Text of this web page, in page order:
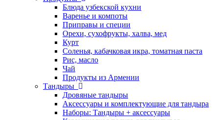
Блюда узбекской кухни
Варенье и компоты
Приправы и специи
Орехи, сухофрукты, халва, мед
Курт
Соленья, кабачковая икра, томатная паста
Рис, масло
Чай
Продукты из Армении
Тандыры
Дровяные тандыры
Аксессуары и комплектующие для тандыра
Наборы: Тандыры + аксессуары